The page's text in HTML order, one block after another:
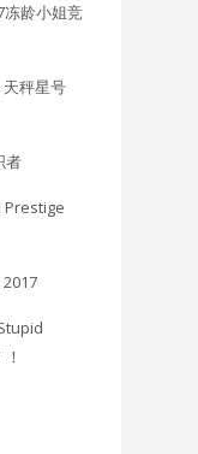
冻龄小姐竞
秤星号
者
Prestige
2017